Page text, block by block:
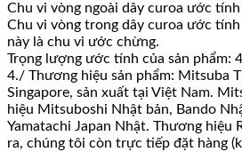
Chu vi vòng ngoài dây curoa ước tính
Chu vi vòng trong dây curoa ước
này là chu vi ước chừng.
Trọng lượng ước tính của sản phẩm:
4./ Thương hiệu sản phẩm: Mitsuba
Singapore, sản xuất tại Việt Nam.
hiệu Mitsuboshi Nhật bản, Bando
Yamatachi Japan Nhật. Thương hiệu
ra, chúng tôi còn trực tiếp đặt hàng